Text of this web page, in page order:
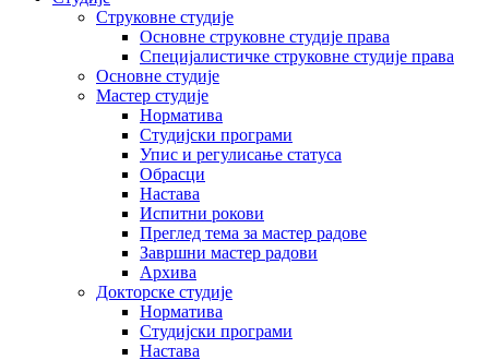
Струковне студије
Основне струковне студије права
Специјалистичке струковне студије права
Основне студије
Мастер студије
Норматива
Студијски програми
Упис и регулисање статуса
Обрасци
Настава
Испитни рокови
Преглед тема за мастер радове
Завршни мастер радови
Архива
Докторске студије
Норматива
Студијски програми
Настава